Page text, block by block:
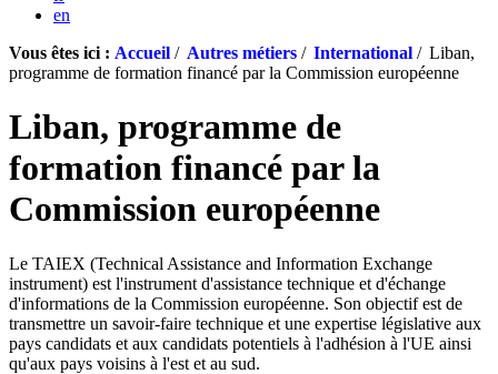
en
Vous êtes ici : Accueil / Autres métiers / International / Liban,
programme de formation financé par la Commission européenne
Liban, programme de
formation financé par la
Commission européenne
Le TAIEX (Technical Assistance and Information Exchange
instrument) est l'instrument d'assistance technique et d'échange
d'informations de la Commission européenne. Son objectif est de
transmettre un savoir-faire technique et une expertise législative aux
pays candidats et aux candidats potentiels à l'adhésion à l'UE ainsi
qu'aux pays voisins à l'est et au sud.